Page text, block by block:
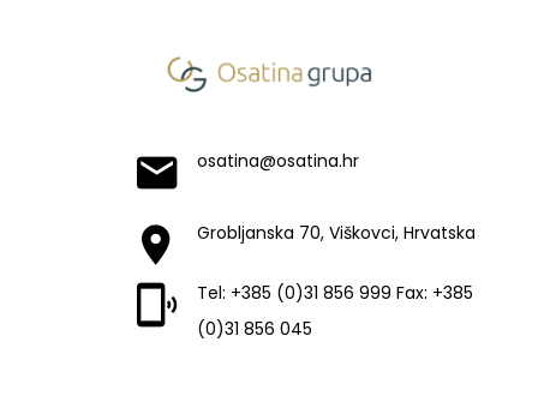
osatina@osatina.hr
Grobljanska 70, Viškovci, Hrvatska
Tel: +385 (0)31 856 999 Fax: +385
(0)31 856 045